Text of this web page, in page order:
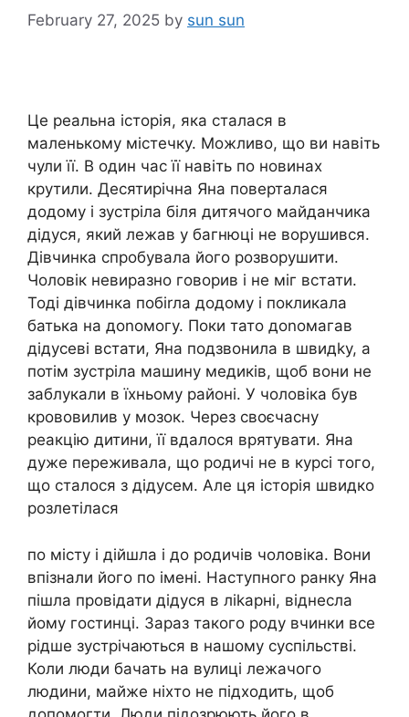
February 27, 2025 by sun sun
Це реальна історія, яка сталася в
маленькому містечку. Можливо, що ви навіть
чули її. В один час її навіть по новинах
крутили. Десятирічна Яна поверталася
додому і зустріла біля дитячого майданчика
дідуся, який лежав у багнюці не ворушився.
Дівчинка спробувала його розворушити.
Чоловік невиразно говорив і не міг встати.
Тоді дівчинка побіrла додому і покликала
батька на доnомогу. Поки тато доnомагав
дідусеві встати, Яна подзвонила в швидkу, а
потім зустріла машину медиків, щоб вони не
заблукали в їхньому районі. У чоловіка був
крововилив у мозок. Через своєчасну
реакцію дитини, її вдалося врятувати. Яна
дуже переживала, що родичі не в курсі того,
що сталося з дідусем. Але ця історія швидко
розлетілася
по місту і дійшла і до родичів чоловіка. Вони
впізнали його по імені. Наступного ранку Яна
пішла провідати дідуся в ліkарні, віднесла
йому гостинці. Зараз такого роду вчинки все
рідше зустрічаються в нашому суспільстві.
Коли люди бачать на вулиці лежачого
людини, майже ніхто не підходить, щоб